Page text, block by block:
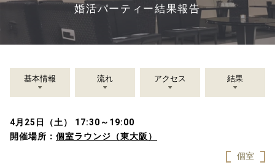
婚活パーティー結果報告
基本情報 流れ アクセス 結果
4月25日（土） 17:30～19:00
開催場所： 個室ラウンジ（東大阪）
個室